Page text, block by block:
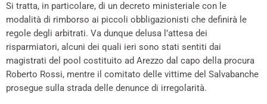
Si tratta, in particolare, di un decreto ministeriale con le
modalità di rimborso ai piccoli obbligazionisti che definirà le
regole degli arbitrati. Va dunque delusa l’attesa dei
risparmiatori, alcuni dei quali ieri sono stati sentiti dai
magistrati del pool costituito ad Arezzo dal capo della procura
Roberto Rossi, mentre il comitato delle vittime del Salvabanche
prosegue sulla strada delle denunce di irregolarità.